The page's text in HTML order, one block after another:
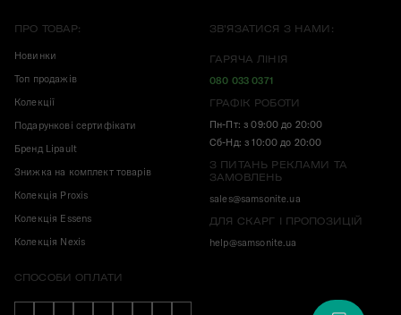
ПРО ТОВАР:
Новинки
Топ продажів
Колекції
Подарункові сертифікати
Бренд Lipault
Знижка на комплект товарів
Колекція Proxis
Колекція Essens
Колекція Nexis
ЗВ'ЯЗАТИСЯ З НАМИ:
ГАРЯЧА ЛІНІЯ
080 033 0371
ГРАФІК РОБОТИ
Пн-Пт: з 09:00 до 20:00
Сб-Нд: з 10:00 до 20:00
З ПИТАНЬ РЕКЛАМИ ТА
ЗАМОВЛЕНЬ
sales@samsonite.ua
ДЛЯ СКАРГ І ПРОПОЗИЦІЙ
help@samsonite.ua
СПОСОБИ ОПЛАТИ